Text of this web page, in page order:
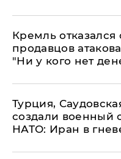
Кремль отказался
продавцов
"Ни у кого нет
Турция,
создали военный
НАТО: Иран в